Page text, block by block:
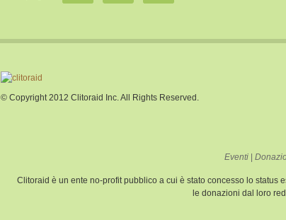
© Copyright 2012 Clitoraid Inc. All Rights Reserved.
Eventi|
Clitoraid è un ente no-profit pubblico a cui è stato concesso lo
le donazioni dal loro